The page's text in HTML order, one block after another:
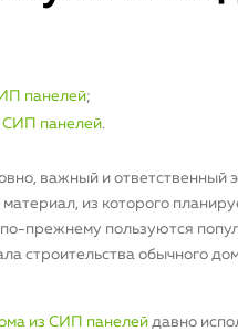
панелей;
СИП панелей.
важный и
из которого
прежнему пользуются
строительства обычного
из СИП панелей давно